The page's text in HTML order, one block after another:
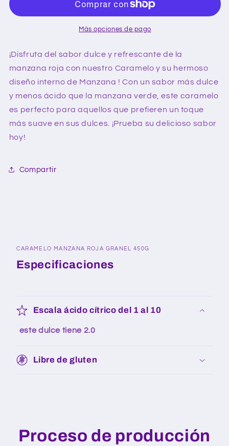
450g
granel
450g
Más opciones de pago
¡Disfruta del sabor dulce y refrescante de la
manzana roja con nuestro Caramelo y su hermoso
diseño interno de Manzana ! Con un sabor más dulce
y menos ácido que la manzana verde, este caramelo
es perfecto para aquellos que prefieren un toque
más suave en sus dulces. ¡Prueba su delicioso sabor
hoy!
Compartir
CARAMELO MANZANA ROJA GRANEL 450G
Especificaciones
Escala ácido cítrico del 1 al 10
este dulce tiene 2.0
Libre de gluten
Proceso de producción